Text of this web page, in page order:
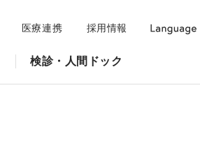
医療連携 採用情報
検診・人間ドック